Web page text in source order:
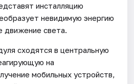
инсталляцию
невидимую энергию
движение света.
сходятся в центральную
на
мобильных устройств,